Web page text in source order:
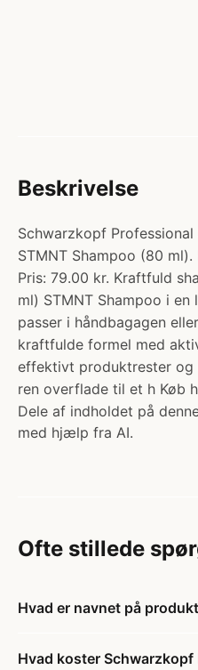
Beskrivelse
Schwarzkopf
STMNT Shampoo (80
Pris: 79.00 kr. Kraftfuld
ml) STMNT Shampoo i
passer i håndbagagen
kraftfulde formel med
effektivt produktrester og
ren overflade til et h Køb
Dele af indholdet på
med hjælp fra AI.
Ofte stillede
Hvad er navnet på
Hvad koster